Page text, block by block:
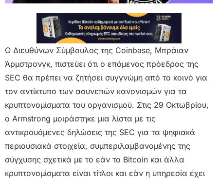
Ο Διευθύνων Σύμβουλος της Coinbase, Μπράιαν
Άρμστρονγκ, πιστεύει ότι ο επόμενος πρόεδρος της
SEC θα πρέπει να ζητήσει συγγνώμη από το κοινό για
τον αντίκτυπο των ασυνεπών κανονισμών για τα
κρυπτονομίσματα του οργανισμού. Στις 29 Οκτωβρίου,
ο Armstrong μοιράστηκε μια λίστα με τις
αντικρουόμενες δηλώσεις της SEC για τα ψηφιακά
περιουσιακά στοιχεία, συμπεριλαμβανομένης της
σύγχυσης σχετικά με το εάν το Bitcoin και άλλα
κρυπτονομίσματα είναι τίτλοι και εάν η υπηρεσία έχει